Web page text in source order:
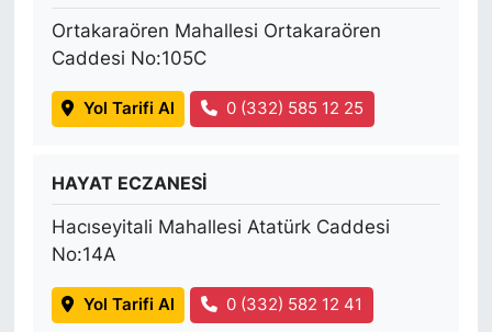
Ortakaraören Mahallesi Ortakaraören
Caddesi No:105C
Yol Tarifi Al 0 (332) 585 12 25
HAYAT ECZANESİ
Hacıseyitali Mahallesi Atatürk Caddesi
No:14A
Yol Tarifi Al 0 (332) 582 12 41